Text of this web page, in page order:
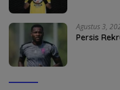
Agustus 3,
Persis